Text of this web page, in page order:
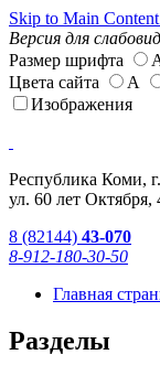
Skip to Main
Версия для
Размер шрифта
Цвета сайта
А
Изображения
Республика Коми,
ул. 60 лет Октября,
8 (82144) 43-070
8-912-180-30-50
Главная
Разделы